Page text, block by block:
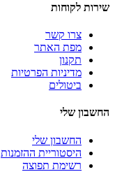
שירות לקוחות
צרו קשר
מפת האתר
תקנון
מדיניות הפרטיות
ביטולים
החשבון שלי
החשבון שלי
היסטוריית ההזמנות
רשימת תפוצה